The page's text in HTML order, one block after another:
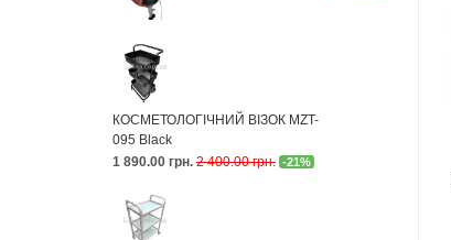
КОСМЕТОЛОГІЧНИЙ ВІЗОК MZT-
095 Black
1 890.00 грн. 2 400.00 грн. -21%